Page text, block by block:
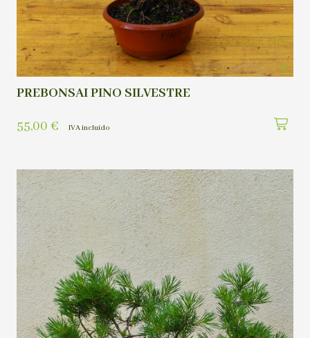
PREBONSAI PINO SILVESTRE
55,00 € IVA incluído